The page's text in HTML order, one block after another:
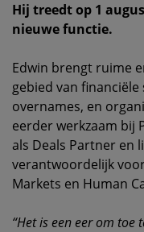
Hij treedt op 1
nieuwe functie.
Edwin brengt ruime
gebied van
overnames, en
eerder werkzaam bij
als Deals Partner en
verantwoordelijk
Markets en Human
“Het is een eer om